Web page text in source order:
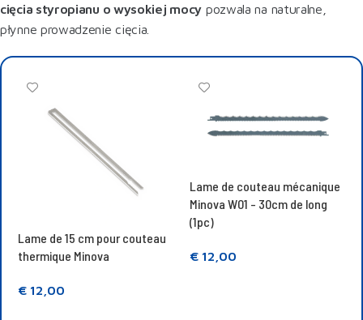
cięcia styropianu o wysokiej mocy pozwala na naturalne,
płynne prowadzenie cięcia.
Lame de 15 cm pour couteau
thermique Minova
€ 12,00
Lame de couteau mécanique
Minova W01 - 30cm de long
(1pc)
€ 12,00